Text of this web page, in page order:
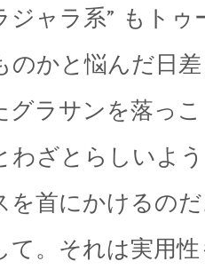
ャラ系” もトゥ
のかと悩んだ日
グラサンを落っ
わざとらしいよ
を首にかけるの
て。それは実用